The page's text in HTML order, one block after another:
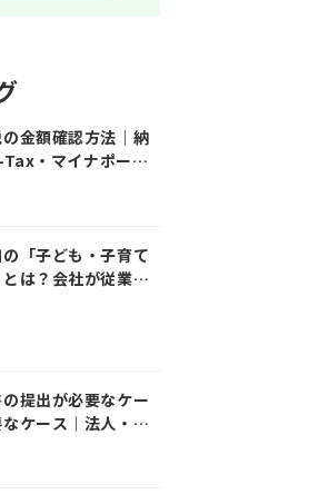
金額確認方法｜納
・マイナポータ
「子ども・子育て
は？会社が従業員
い控除・給与計算
提出が必要なケー
ケース｜法人・個
けガイド